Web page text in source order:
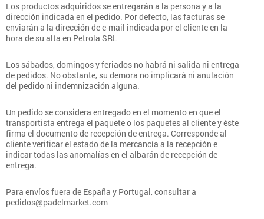
Los productos adquiridos se entregarán a la persona y a la
dirección indicada en el pedido. Por defecto, las facturas se
enviarán a la dirección de e-mail indicada por el cliente en la
hora de su alta en Petrola SRL
Los sábados, domingos y feriados no habrá ni salida ni entrega
de pedidos. No obstante, su demora no implicará ni anulación
del pedido ni indemnización alguna.
Un pedido se considera entregado en el momento en que el
transportista entrega el paquete o los paquetes al cliente y éste
firma el documento de recepción de entrega. Corresponde al
cliente verificar el estado de la mercancía a la recepción e
indicar todas las anomalías en el albarán de recepción de
entrega.
Para envíos fuera de España y Portugal, consultar a
pedidos@padelmarket.com